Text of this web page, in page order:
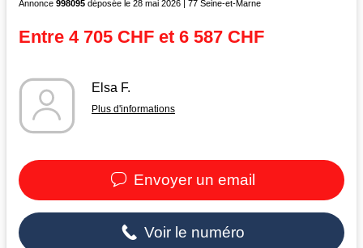
Annonce 998095 déposée le 28 mai 2026 | 77 Seine-et-Marne
Entre 4 705 CHF et 6 587 CHF
Elsa F.
Plus d'informations
Envoyer un email
Voir le numéro